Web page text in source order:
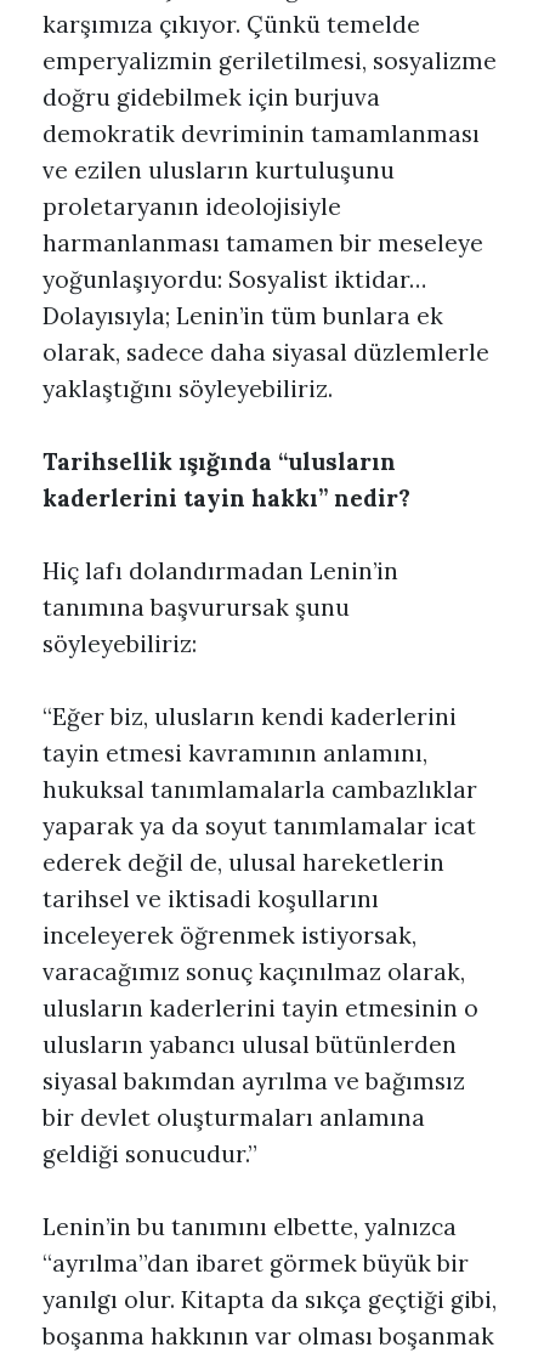
karşımıza çıkıyor. Çünkü temelde
emperyalizmin geriletilmesi, sosyalizme
doğru gidebilmek için burjuva
demokratik devriminin tamamlanması
ve ezilen ulusların kurtuluşunu
proletaryanın ideolojisiyle
harmanlanması tamamen bir meseleye
yoğunlaşıyordu: Sosyalist iktidar…
Dolayısıyla; Lenin’in tüm bunlara ek
olarak, sadece daha siyasal düzlemlerle
yaklaştığını söyleyebiliriz.
Tarihsellik ışığında “ulusların
kaderlerini tayin hakkı” nedir?
Hiç lafı dolandırmadan Lenin’in
tanımına başvurursak şunu
söyleyebiliriz:
“Eğer biz, ulusların kendi kaderlerini
tayin etmesi kavramının anlamını,
hukuksal tanımlamalarla cambazlıklar
yaparak ya da soyut tanımlamalar icat
ederek değil de, ulusal hareketlerin
tarihsel ve iktisadi koşullarını
inceleyerek öğrenmek istiyorsak,
varacağımız sonuç kaçınılmaz olarak,
ulusların kaderlerini tayin etmesinin o
ulusların yabancı ulusal bütünlerden
siyasal bakımdan ayrılma ve bağımsız
bir devlet oluşturmaları anlamına
geldiği sonucudur.”
Lenin’in bu tanımını elbette, yalnızca
“ayrılma”dan ibaret görmek büyük bir
yanılgı olur. Kitapta da sıkça geçtiği gibi,
boşanma hakkının var olması boşanmak